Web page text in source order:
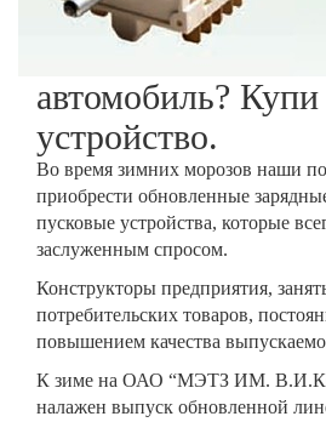
автомобиль? Купи
устройство.
Во время зимних морозов наши
приобрести обновленные
пусковые устройства, которые
заслуженным спросом.
Конструкторы предприятия,
потребительских товаров,
повышением качества
К зиме на ОАО “МЭТЗ ИМ.
налажен выпуск обновленной